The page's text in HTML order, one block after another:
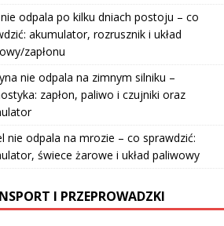
odpala po kilku dniach postoju – co
akumulator, rozrusznik i układ
zapłonu
nie odpala na zimnym silniku –
zapłon, paliwo i czujniki oraz
nie odpala na mrozie – co sprawdzić:
świece żarowe i układ paliwowy
I PRZEPROWADZKI